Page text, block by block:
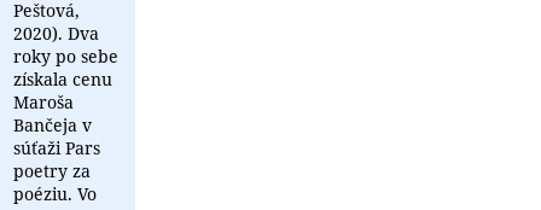
Peštová,
2020). Dva
roky po sebe
získala cenu
Maroša
Bančeja v
súťaži Pars
poetry za
poéziu. Vo